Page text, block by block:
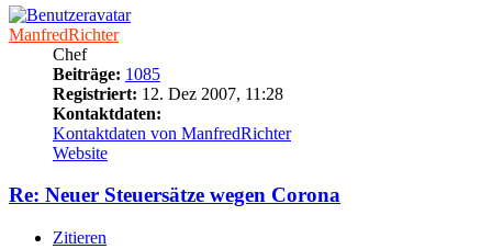
ManfredRichter
Chef
Beiträge: 1085
Registriert: 12. Dez 2007, 11:28
Kontaktdaten:
Kontaktdaten von ManfredRichter
Website
Re: Neuer Steuersätze wegen Corona
Zitieren